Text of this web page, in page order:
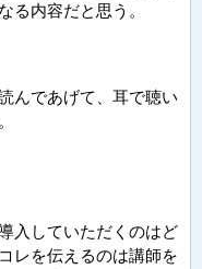
る内容だと思う。
んであげて、耳で聴い
入していただくのはど
レを伝えるのは講師を